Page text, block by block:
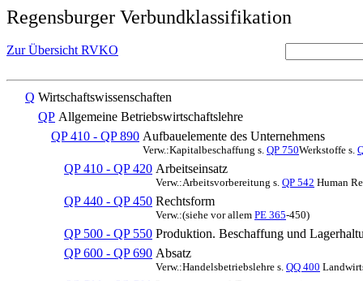
Regensburger Verbundklassifikation
Zur Übersicht RVKO
Q Wirtschaftswissenschaften
QP Allgemeine Betriebswirtschaftslehre
QP 410 - QP 890 Aufbauelemente des Unternehmens
Verw.:Kapitalbeschaffung s. QP 750Werkstoffe s.
QP 410 - QP 420 Arbeitseinsatz
Verw.:Arbeitsvorbereitung s. QP 542 Human
QP 440 - QP 450 Rechtsform
Verw.:(siehe vor allem PE 365-450)
QP 500 - QP 550 Produktion. Beschaffung und
QP 600 - QP 690 Absatz
Verw.:Handelsbetriebslehre s. QQ 400